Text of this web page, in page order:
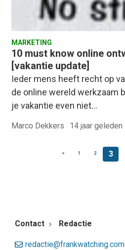
MARKETING
10 must know online
[vakantie update]
Ieder mens heeft recht op
de online wereld werkzaam
je vakantie even niet…
Marco Dekkers · 14 jaar geleden
< 1 2 3
Contact Redactie
redactie@frankwatching.com